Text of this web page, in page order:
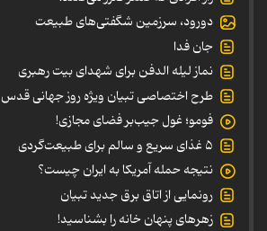
دورود، سرزمین شگفتی‌های طبیعت
جان فدا
نماز لیله الدفن برای شهدای بیت رهبری
طرح اختصاصی تبیان ویژه روز جهانی قدس
فومو؛ غول جیب‌بر فضای مجازی!
۵ غذای سریع و سالم برای طبیعت‌گردی
نتیجه حمله آمریکا به ایران چیست؟
رونمایی از اتاق برق جدید تبیان
زهرهای پنهان خانه را بشناسید!